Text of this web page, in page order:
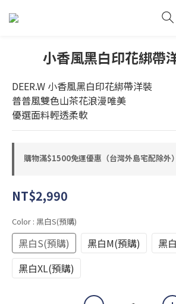
小香風黑白印花綁帶
DEER.W 小香風黑白印花綁帶洋裝
普普風雙色山茶花浪漫唯美
優選面料輕透柔軟
購物滿$1500免運優惠（台灣外島宅配除
NT$2,990
Color : 黑白S(預購)
黑白S(預購) 黑白M(預購)
黑
黑白XL(預購)